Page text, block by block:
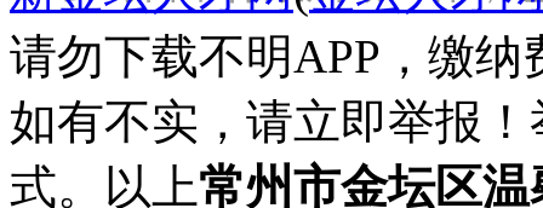
请勿下载不明APP，缴
如有不实，请立即举报
式。以上常州市金坛区